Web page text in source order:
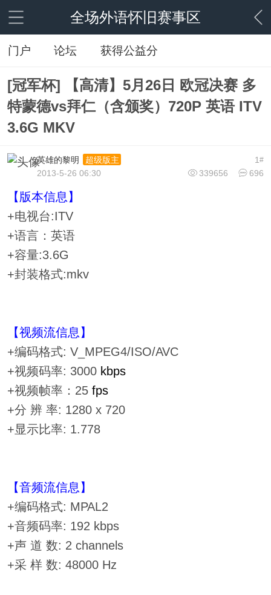
全场外语怀旧赛事区
门户 论坛 获得公益分
[冠军杯] 【高清】5月26日 欧冠决赛 多
特蒙德vs拜仁（含颁奖）720P 英语 ITV
3.6G MKV
1#
英雄的黎明
超级版主
339656
696
2013-5-26 06:30
【版本信息】
+电视台:ITV
+语言：英语
+容量:3.6G
+封装格式:mkv
【视频流信息】
+编码格式: V_MPEG4/ISO/AVC
+视频码率: 3000 kbps
+视频帧率：25fps
+分 辨 率: 1280 x 720
+显示比率: 1.778
【音频流信息】
+编码格式: MPAL2
+音频码率: 192 kbps
+声 道 数: 2 channels
+采 样 数: 48000 Hz